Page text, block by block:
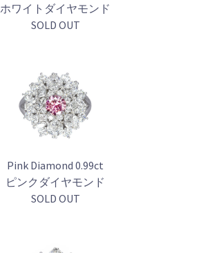
ホワイトダイヤモンド
SOLD OUT
Pink Diamond 0.99ct
ピンクダイヤモンド
SOLD OUT